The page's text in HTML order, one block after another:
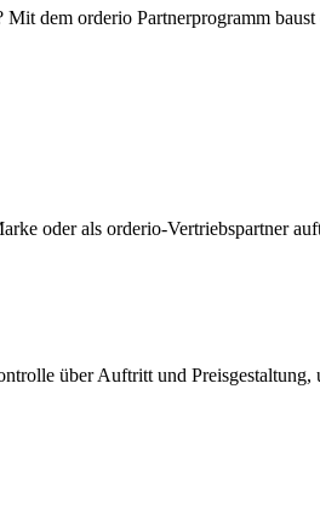
dem orderio Partnerprogramm
oder als orderio-Vertriebspartner
über Auftritt und